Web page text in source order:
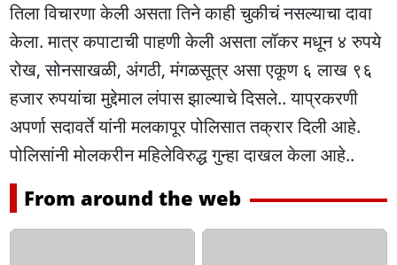
तिला विचारणा केली असता तिने काही चुकीचं नसल्याचा दावा
केला. मात्र कपाटाची पाहणी केली असता लॉकर मधून ४ रुपये
रोख, सोनसाखळी, अंगठी, मंगळसूत्र असा एकूण ६ लाख ९६
हजार रुपयांचा मुद्देमाल लंपास झाल्याचे दिसले.. याप्रकरणी
अपर्णा सदावर्ते यांनी मलकापूर पोलिसात तक्रार दिली आहे.
पोलिसांनी मोलकरीन महिलेविरुद्ध गुन्हा दाखल केला आहे..
From around the web